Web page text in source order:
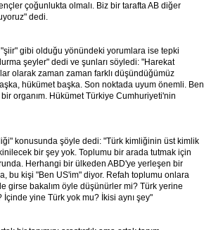
çoğunlukta olmalı. Biz bir tarafta AB diğer
dedi.
gibi olduğu yönündeki yorumlara ise tepki
şeyler" dedi ve şunları söyledi: "Harekat
olarak zaman zaman farklı düşündüğümüz
hükümet başka. Son noktada uyum önemli. Ben
organım. Hükümet Türkiye Cumhuriyeti'nin
konusunda şöyle dedi: "Türk kimliğinin üst kimlik
bir şey yok. Toplumu bir arada tutmak için
Herhangi bir ülkeden ABD'ye yerleşen bir
bu kişi "Ben US'im" diyor. Refah toplumu onlara
girse bakalım öyle düşünürler mi? Türk yerine
yine Türk yok mu? İkisi aynı şey"